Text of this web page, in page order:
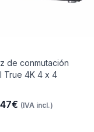
de conmutación
True 4K 4 x 4
(IVA incl.)